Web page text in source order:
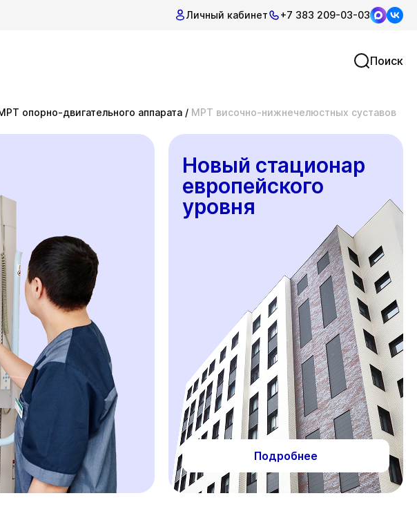
Личный кабинет +7 383 209-03-03
Поиск
опорно-двигательного аппарата / МРТ височно-нижнечелюстных суставов
Новый стационар
европейского
уровня
Подробнее